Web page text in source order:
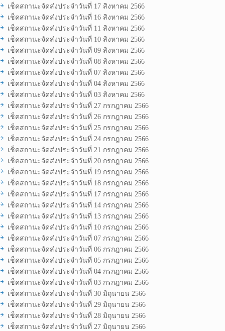
เช็คสถานะจัดส่งประจำวันที่ 17 สิงหาคม 2566
เช็คสถานะจัดส่งประจำวันที่ 16 สิงหาคม 2566
เช็คสถานะจัดส่งประจำวันที่ 11 สิงหาคม 2566
เช็คสถานะจัดส่งประจำวันที่ 10 สิงหาคม 2566
เช็คสถานะจัดส่งประจำวันที่ 09 สิงหาคม 2566
เช็คสถานะจัดส่งประจำวันที่ 08 สิงหาคม 2566
เช็คสถานะจัดส่งประจำวันที่ 07 สิงหาคม 2566
เช็คสถานะจัดส่งประจำวันที่ 04 สิงหาคม 2566
เช็คสถานะจัดส่งประจำวันที่ 03 สิงหาคม 2566
เช็คสถานะจัดส่งประจำวันที่ 27 กรกฎาคม 2566
เช็คสถานะจัดส่งประจำวันที่ 26 กรกฎาคม 2566
เช็คสถานะจัดส่งประจำวันที่ 25 กรกฎาคม 2566
เช็คสถานะจัดส่งประจำวันที่ 24 กรกฎาคม 2566
เช็คสถานะจัดส่งประจำวันที่ 21 กรกฎาคม 2566
เช็คสถานะจัดส่งประจำวันที่ 20 กรกฎาคม 2566
เช็คสถานะจัดส่งประจำวันที่ 19 กรกฎาคม 2566
เช็คสถานะจัดส่งประจำวันที่ 18 กรกฎาคม 2566
เช็คสถานะจัดส่งประจำวันที่ 17 กรกฎาคม 2566
เช็คสถานะจัดส่งประจำวันที่ 14 กรกฎาคม 2566
เช็คสถานะจัดส่งประจำวันที่ 13 กรกฎาคม 2566
เช็คสถานะจัดส่งประจำวันที่ 10 กรกฎาคม 2566
เช็คสถานะจัดส่งประจำวันที่ 07 กรกฎาคม 2566
เช็คสถานะจัดส่งประจำวันที่ 06 กรกฎาคม 2566
เช็คสถานะจัดส่งประจำวันที่ 05 กรกฎาคม 2566
เช็คสถานะจัดส่งประจำวันที่ 04 กรกฎาคม 2566
เช็คสถานะจัดส่งประจำวันที่ 03 กรกฎาคม 2566
เช็คสถานะจัดส่งประจำวันที่ 30 มิถุนายน 2566
เช็คสถานะจัดส่งประจำวันที่ 29 มิถุนายน 2566
เช็คสถานะจัดส่งประจำวันที่ 28 มิถุนายน 2566
เช็คสถานะจัดส่งประจำวันที่ 27 มิถุนายน 2566